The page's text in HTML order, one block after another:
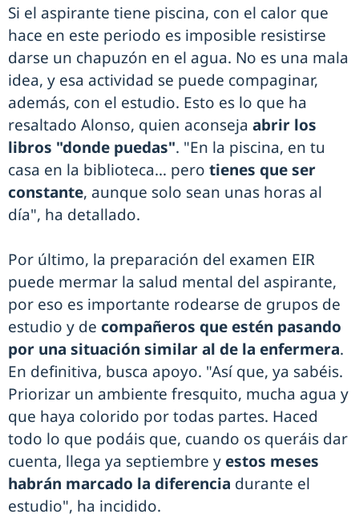
Si el aspirante tiene piscina, con el calor que
hace en este periodo es imposible resistirse
darse un chapuzón en el agua. No es una mala
idea, y esa actividad se puede compaginar,
además, con el estudio. Esto es lo que ha
resaltado Alonso, quien aconseja abrir los
libros "donde puedas". "En la piscina, en tu
casa en la biblioteca… pero tienes que ser
constante, aunque solo sean unas horas al
día", ha detallado.
Por último, la preparación del examen EIR
puede mermar la salud mental del aspirante,
por eso es importante rodearse de grupos de
estudio y de compañeros que estén pasando
por una situación similar al de la enfermera.
En definitiva, busca apoyo. "Así que, ya sabéis.
Priorizar un ambiente fresquito, mucha agua y
que haya colorido por todas partes. Haced
todo lo que podáis que, cuando os queráis dar
cuenta, llega ya septiembre y estos meses
habrán marcado la diferencia durante el
estudio", ha incidido.